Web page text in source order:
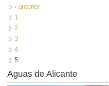
‹ anterior
1
2
3
4
5
Aguas de Alicante